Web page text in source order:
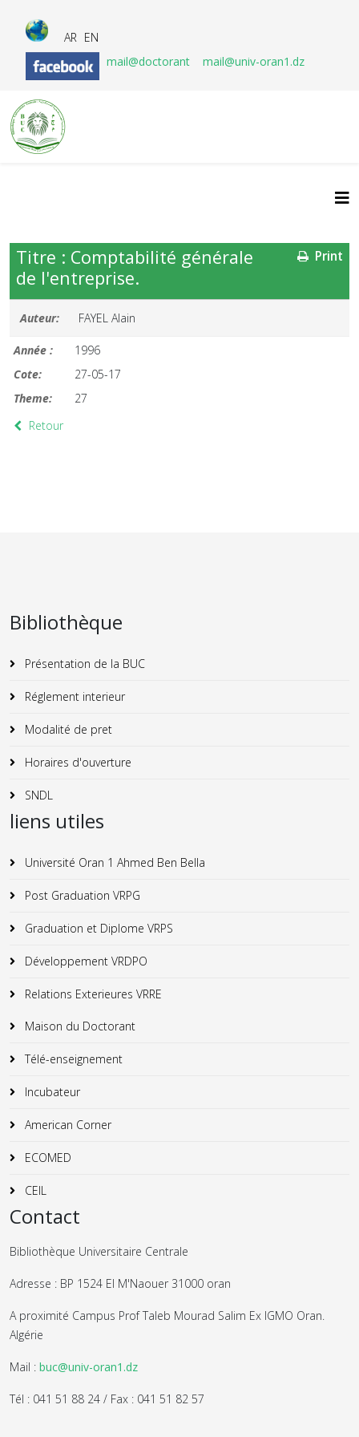
AR EN
mail@doctorant
mail@univ-oran1.dz
Print
Titre : Comptabilité générale
de l'entreprise.
Auteur: FAYEL Alain
Année :
1996
Cote:
27-05-17
Theme:
27
Retour
Bibliothèque
Présentation de la BUC
Réglement interieur
Modalité de pret
Horaires d'ouverture
SNDL
liens utiles
Université Oran 1 Ahmed Ben Bella
Post Graduation VRPG
Graduation et Diplome VRPS
Développement VRDPO
Relations Exterieures VRRE
Maison du Doctorant
Télé-enseignement
Incubateur
American Corner
ECOMED
CEIL
Contact
Bibliothèque Universitaire Centrale
Adresse : BP 1524 El M'Naouer 31000 oran
A proximité Campus Prof Taleb Mourad Salim Ex IGMO Oran.
Algérie
Mail : buc@univ-oran1.dz
Tél : 041 51 88 24 / Fax : 041 51 82 57